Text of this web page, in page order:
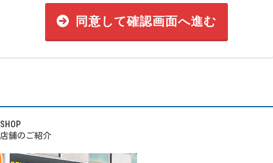
同意して確認画面へ進む
SHOP
店舗のご紹介